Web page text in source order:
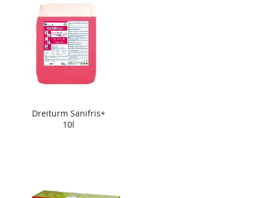
Dreiturm Sanifris+
10l